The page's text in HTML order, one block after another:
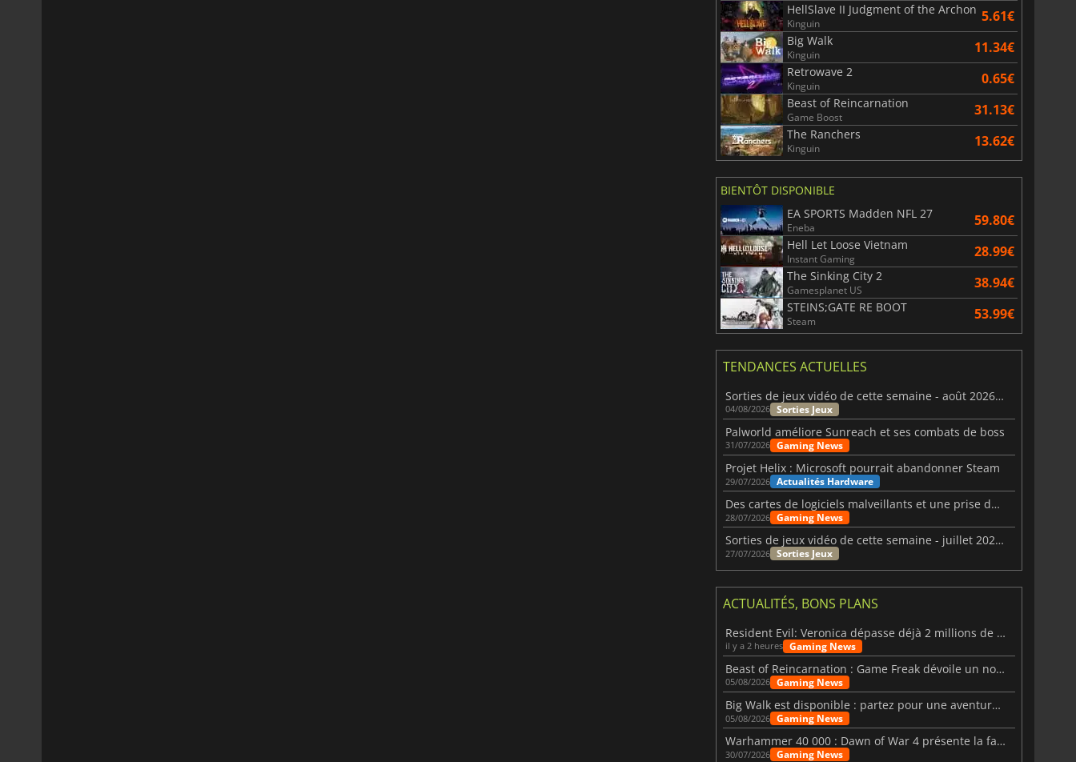
HellSlave II Judgment of the Archon
Kinguin 5.61€
Big Walk
Kinguin 11.34€
Retrowave 2
Kinguin 0.65€
Beast of Reincarnation
Game Boost 31.13€
The Ranchers
Kinguin 13.62€
BIENTÔT DISPONIBLE
EA SPORTS Madden NFL 27
Eneba 59.80€
Hell Let Loose Vietnam
Instant Gaming 28.99€
The Sinking City 2
Gamesplanet US 38.94€
STEINS;GATE RE BOOT
Steam 53.99€
TENDANCES ACTUELLES
Sorties de jeux vidéo de cette semaine - août 2026 (semaine 32)
04/08/2026 Sorties Jeux
Palworld améliore Sunreach et ses combats de boss
31/07/2026 Gaming News
Projet Helix : Microsoft pourrait abandonner Steam
29/07/2026 Actualités Hardware
Des cartes de logiciels malveillants et une prise de contrôle de Discord ont touché Meccha Chameleon
28/07/2026 Gaming News
Sorties de jeux vidéo de cette semaine - juillet 2026 (semaine 31)
27/07/2026 Sorties Jeux
ACTUALITÉS, BONS PLANS
Resident Evil: Veronica dépasse déjà 2 millions de wishlists
il y a 2 heures Gaming News
Beast of Reincarnation : Game Freak dévoile un nouveau pari
05/08/2026 Gaming News
Big Walk est disponible : partez pour une aventure entre amis
05/08/2026 Gaming News
Warhammer 40 000 : Dawn of War 4 présente la faction des Nécrons
30/07/2026 Gaming News